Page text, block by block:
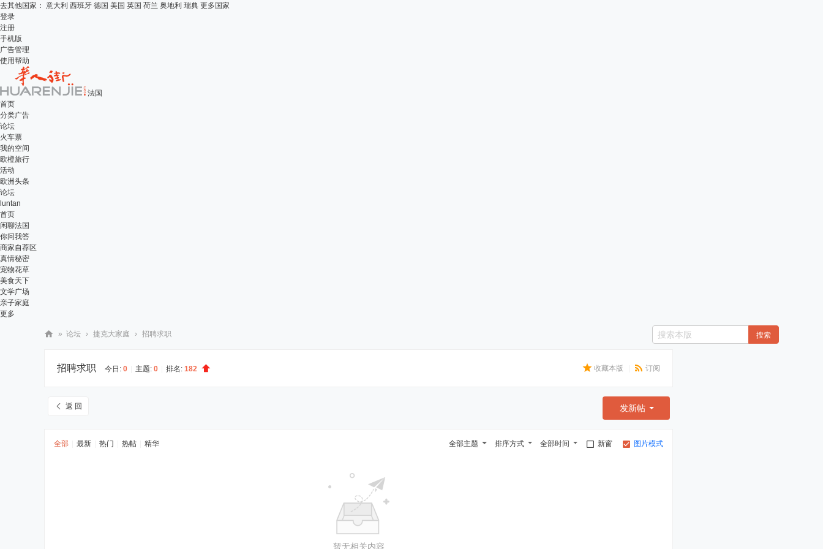
去其他国家： 意大利 西班牙 德国 美国 英国 荷兰 奥地利 瑞典 更多国家
登录
注册
手机版
广告管理
使用帮助
法国
首页
分类广告
论坛
火车票
我的空间
欧橙旅行
活动
欧洲头条
论坛
luntan
首页
闲聊法国
你问我答
商家自荐区
真情秘密
宠物花草
美食天下
文学广场
亲子家庭
更多
» 论坛 › 捷克大家庭 › 招聘求职 搜索
收藏本版 订阅
招聘求职 今日: 0 主题: 0 排名: 182
返 回 发新帖
图片模式
新窗
全部时间
排序方式
全部主题
全部 最新 热门 热帖 精华
暂无相关内容